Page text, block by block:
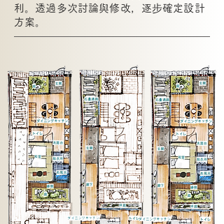
利。透過多次討論與修改，逐步確定設計
方案。